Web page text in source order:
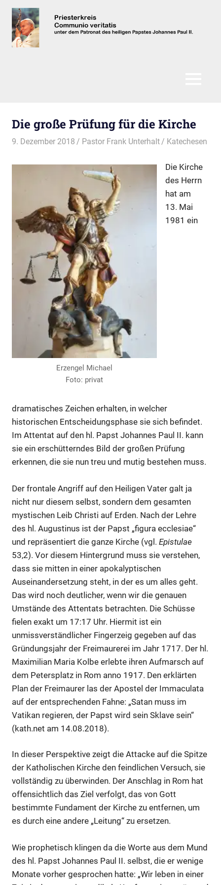
Zum
Inhalt
springen
Die große Prüfung für die Kirche
9. Dezember 2018 Pastor Frank Unterhalt Katechesen
Erzengel Michael
Foto: privat
Die Kirche
des Herrn
hat am
13. Mai
1981 ein
dramatisches Zeichen erhalten, in welcher
historischen Entscheidungsphase sie sich befindet.
Im Attentat auf den hl. Papst Johannes Paul II. kann
sie ein erschütterndes Bild der großen Prüfung
erkennen, die sie nun treu und mutig bestehen muss.
Der frontale Angriff auf den Heiligen Vater galt ja
nicht nur diesem selbst, sondern dem gesamten
mystischen Leib Christi auf Erden. Nach der Lehre
des hl. Augustinus ist der Papst „figura ecclesiae“
und repräsentiert die ganze Kirche (vgl. Epistulae
53,2). Vor diesem Hintergrund muss sie verstehen,
dass sie mitten in einer apokalyptischen
Auseinandersetzung steht, in der es um alles geht.
Das wird noch deutlicher, wenn wir die genauen
Umstände des Attentats betrachten. Die Schüsse
fielen exakt um 17:17 Uhr. Hiermit ist ein
unmissverständlicher Fingerzeig gegeben auf das
Gründungsjahr der Freimaurerei im Jahr 1717. Der hl.
Maximilian Maria Kolbe erlebte ihren Aufmarsch auf
dem Petersplatz in Rom anno 1917. Den erklärten
Plan der Freimaurer las der Apostel der Immaculata
auf der entsprechenden Fahne: „Satan muss im
Vatikan regieren, der Papst wird sein Sklave sein“
(kath.net am 14.08.2018).
In dieser Perspektive zeigt die Attacke auf die Spitze
der Katholischen Kirche den feindlichen Versuch, sie
vollständig zu überwinden. Der Anschlag in Rom hat
offensichtlich das Ziel verfolgt, das von Gott
bestimmte Fundament der Kirche zu entfernen, um
es durch eine andere „Leitung“ zu ersetzen.
Wie prophetisch klingen da die Worte aus dem Mund
des hl. Papst Johannes Paul II. selbst, die er wenige
Monate vorher gesprochen hatte: „Wir leben in einer